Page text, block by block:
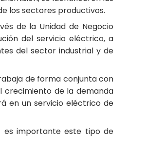
los sectores productivos.
de la Unidad de Negocio
del servicio eléctrico, a
del sector industrial y de
de forma conjunta con
crecimiento de la demanda
en un servicio eléctrico de
es importante este tipo de